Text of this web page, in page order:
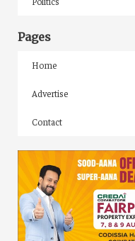
Pages
Home
Advertise
Contact